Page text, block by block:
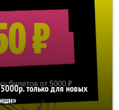
5000р. только для новых